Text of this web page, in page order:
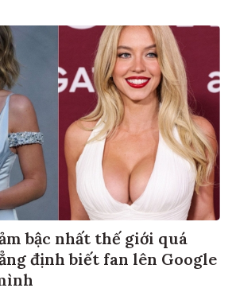
bậc nhất thế giới quá
định biết fan lên Google